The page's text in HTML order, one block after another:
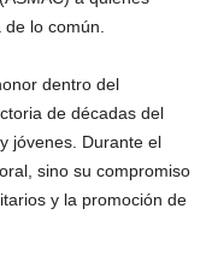
lo común.
dentro del
de décadas del
jóvenes. Durante el
sino su compromiso
y la promoción de